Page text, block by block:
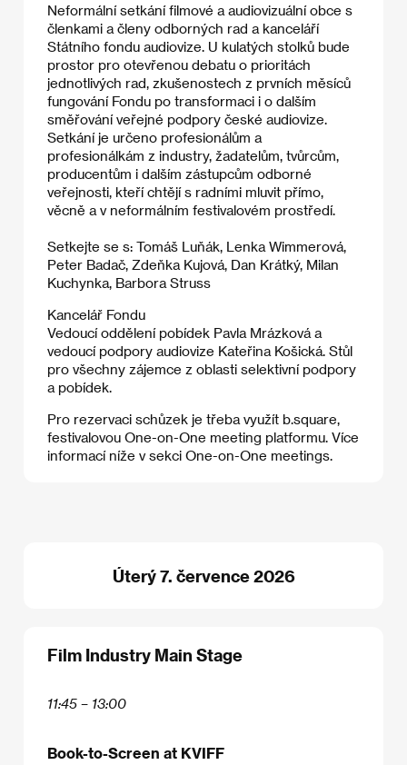
Neformální setkání filmové a audiovizuální obce s
členkami a členy odborných rad a kanceláří
Státního fondu audiovize. U kulatých stolků bude
prostor pro otevřenou debatu o prioritách
jednotlivých rad, zkušenostech z prvních měsíců
fungování Fondu po transformaci i o dalším
směřování veřejné podpory české audiovize.
Setkání je určeno profesionálům a
profesionálkám z industry, žadatelům, tvůrcům,
producentům i dalším zástupcům odborné
veřejnosti, kteří chtějí s radními mluvit přímo,
věcně a v neformálním festivalovém prostředí.
Setkejte se s: Tomáš Luňák, Lenka Wimmerová,
Peter Badač, Zdeňka Kujová, Dan Krátký, Milan
Kuchynka, Barbora Struss
Kancelář Fondu
Vedoucí oddělení pobídek Pavla Mrázková a
vedoucí podpory audiovize Kateřina Košická. Stůl
pro všechny zájemce z oblasti selektivní podpory
a pobídek.
Pro rezervaci schůzek je třeba využít b.square,
festivalovou One-on-One meeting platformu. Více
informací níže v sekci One-on-One meetings.
Úterý 7. července 2026
Film Industry Main Stage
11:45 – 13:00
Book-to-Screen at KVIFF